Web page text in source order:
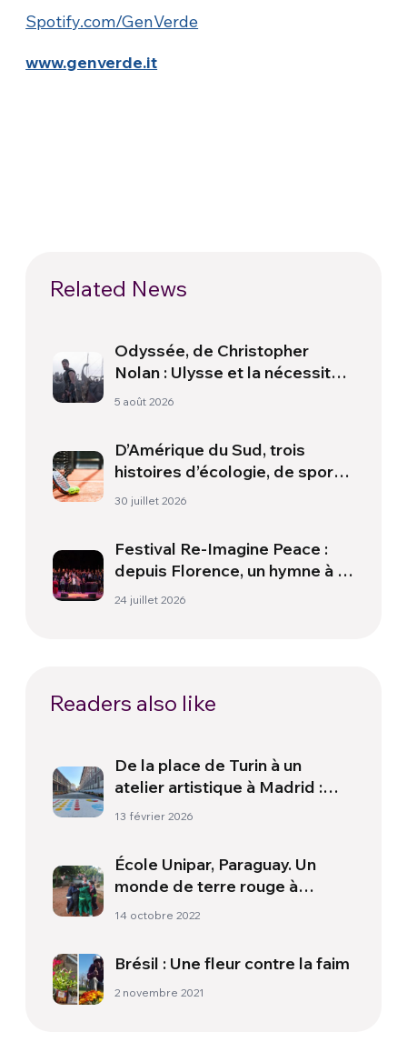
Spotify.com/GenVerde
www.genverde.it
Related News
Odyssée, de Christopher
Nolan : Ulysse et la nécessité
d’une nouvelle aube
5 août 2026
D’Amérique du Sud, trois
histoires d’écologie, de sport
et de santé
30 juillet 2026
Festival Re-Imagine Peace :
depuis Florence, un hymne à la
paix
24 juillet 2026
Readers also like
De la place de Turin à un
atelier artistique à Madrid :
l’art social en action
13 février 2026
École Unipar, Paraguay. Un
monde de terre rouge à
partager
14 octobre 2022
Brésil : Une fleur contre la faim
2 novembre 2021